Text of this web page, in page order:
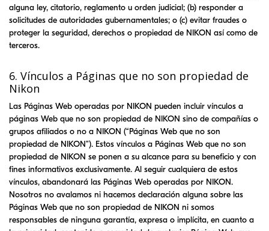
alguna ley, citatorio, reglamento u orden judicial; (b) responder a
solicitudes de autoridades gubernamentales; o (c) evitar fraudes o
proteger la seguridad, derechos o propiedad de NIKON así como de
terceros.
6. Vínculos a Páginas que no son propiedad de
Nikon
Las Páginas Web operadas por NIKON pueden incluir vínculos a
páginas Web que no son propiedad de NIKON sino de compañías o
grupos afiliados o no a NIKON (“Páginas Web que no son
propiedad de NIKON”). Estos vínculos a Páginas Web que no son
propiedad de NIKON se ponen a su alcance para su beneficio y con
fines informativos exclusivamente. Al seguir cualquiera de estos
vínculos, abandonará las Páginas Web operadas por NIKON.
Nosotros no avalamos ni hacemos declaración alguna sobre las
Páginas Web que no son propiedad de NIKON ni somos
responsables de ninguna garantía, expresa o implícita, en cuanto a